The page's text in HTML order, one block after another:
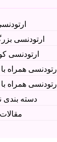
ارتودنسی
ارتودنسی
ارتودنسی همراه
ارتودنسی همراه
دسته بندی
مقالات